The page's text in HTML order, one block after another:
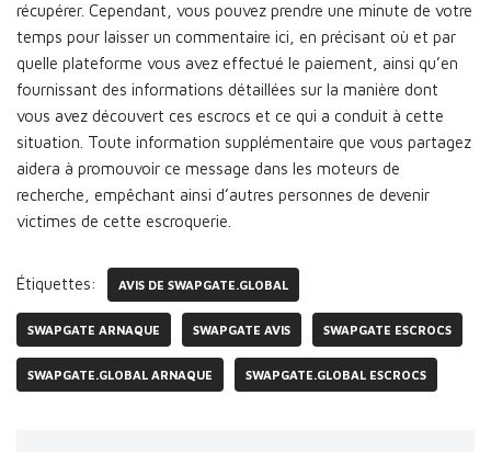
récupérer. Cependant, vous pouvez prendre une minute de votre
temps pour laisser un commentaire ici, en précisant où et par
quelle plateforme vous avez effectué le paiement, ainsi qu’en
fournissant des informations détaillées sur la manière dont
vous avez découvert ces escrocs et ce qui a conduit à cette
situation. Toute information supplémentaire que vous partagez
aidera à promouvoir ce message dans les moteurs de
recherche, empêchant ainsi d’autres personnes de devenir
victimes de cette escroquerie.
Étiquettes: AVIS DE SWAPGATE.GLOBAL
SWAPGATE ARNAQUE SWAPGATE AVIS SWAPGATE ESCROCS
SWAPGATE.GLOBAL ARNAQUE SWAPGATE.GLOBAL ESCROCS